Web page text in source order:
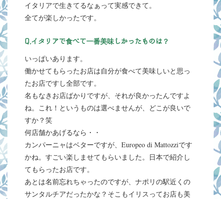
イタリアで生きてるなぁって実感できて。
全てが楽しかったです。
Q,イタリアで食べて一番美味しかったものは？
いっぱいあります。
働かせてもらったお店は自分が食べて美味しいと思っ
たお店ですし全部です。
名もなきお店ばかりですが、それが良かったんですよ
ね。これ！というものは選べませんが、どこが良いで
すか？笑
何店舗かあげるなら・・
カンパーニャはベターですが、Europeo di Mattozziです
かね。すごい楽しませてもらいました。日本で紹介し
てもらったお店です。
あとは名前忘れちゃったのですが、ナポリの駅近くの
サンタルチアだったかな？そこもイリスってお店も美